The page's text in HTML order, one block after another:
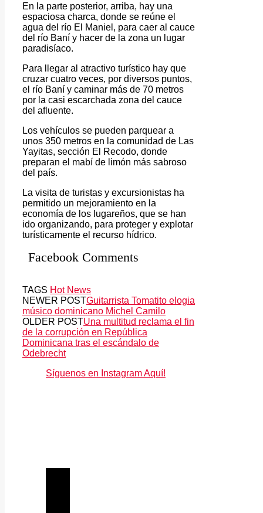
En la parte posterior, arriba, hay una
espaciosa charca, donde se reúne el
agua del río El Maniel, para caer al cauce
del río Baní y hacer de la zona un lugar
paradisíaco.
Para llegar al atractivo turístico hay que
cruzar cuatro veces, por diversos puntos,
el río Baní y caminar más de 70 metros
por la casi escarchada zona del cauce
del afluente.
Los vehículos se pueden parquear a
unos 350 metros en la comunidad de Las
Yayitas, sección El Recodo, donde
preparan el mabí de limón más sabroso
del país.
La visita de turistas y excursionistas ha
permitido un mejoramiento en la
economía de los lugareños, que se han
ido organizando, para proteger y explotar
turísticamente el recurso hídrico.
Facebook Comments
TAGS Hot News
NEWER POSTGuitarrista Tomatito elogia
músico dominicano Michel Camilo
OLDER POSTUna multitud reclama el fin
de la corrupción en República
Dominicana tras el escándalo de
Odebrecht
Síguenos en Instagram Aquí!